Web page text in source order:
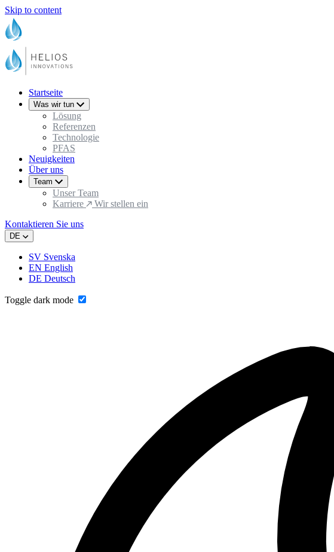
Skip to content
Startseite
Was wir tun
Lösung
Referenzen
Technologie
PFAS
Neuigkeiten
Über uns
Team
Unser Team
Karriere
Wir stellen ein
Kontaktieren Sie uns
DE
SV Svenska
EN English
DE Deutsch
Toggle dark mode